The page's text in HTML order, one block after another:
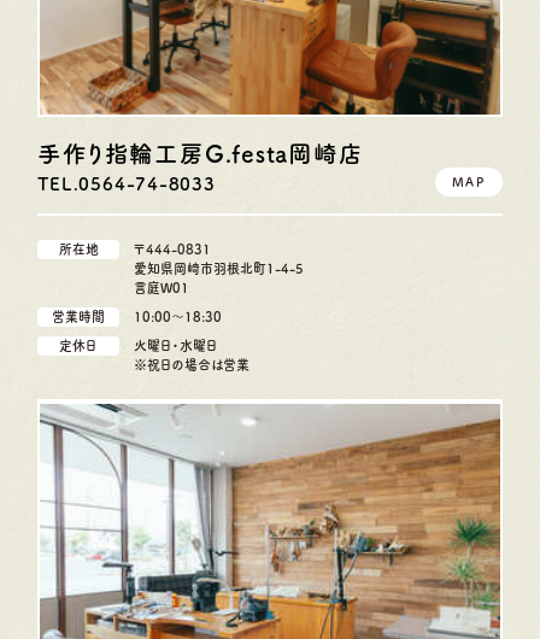
手作り指輪工房G.festa岡崎店
TEL.0564-74-8033 MAP
所在地
〒444-0831
愛知県岡崎市羽根北町1-4-5
言庭W01
営業時間 10:00〜18:30
定休日
火曜日・水曜日
※祝日の場合は営業